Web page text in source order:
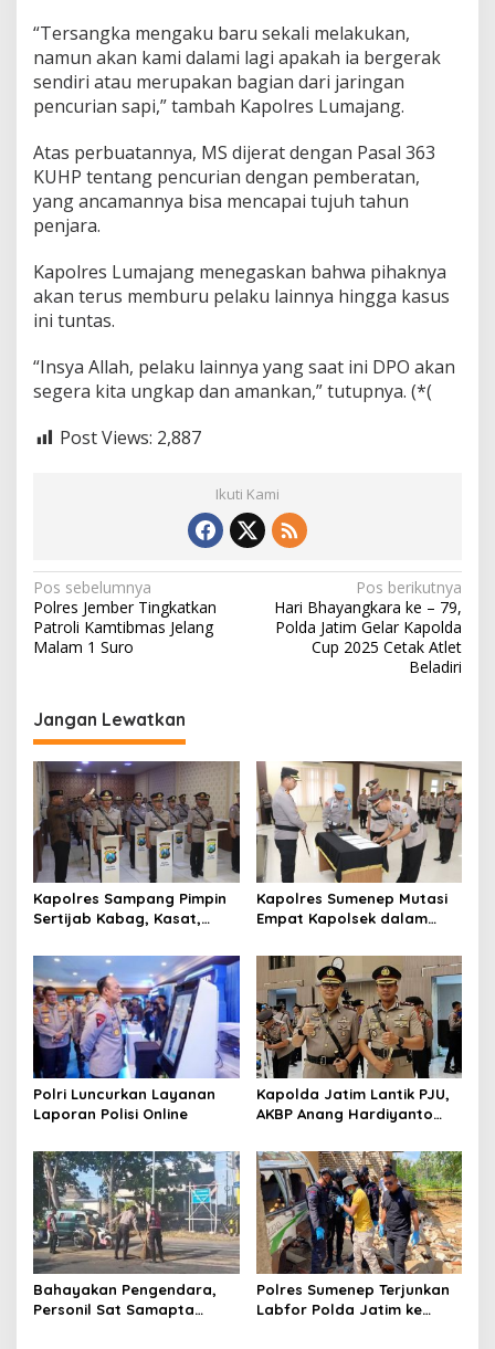
“Tersangka mengaku baru sekali melakukan,
namun akan kami dalami lagi apakah ia bergerak
sendiri atau merupakan bagian dari jaringan
pencurian sapi,” tambah Kapolres Lumajang.
Atas perbuatannya, MS dijerat dengan Pasal 363
KUHP tentang pencurian dengan pemberatan,
yang ancamannya bisa mencapai tujuh tahun
penjara.
Kapolres Lumajang menegaskan bahwa pihaknya
akan terus memburu pelaku lainnya hingga kasus
ini tuntas.
“Insya Allah, pelaku lainnya yang saat ini DPO akan
segera kita ungkap dan amankan,” tutupnya. (*(
Post Views: 2,887
Ikuti Kami
N
a
v
g
a
s
i
p
o
s
Pos sebelumnya
Polres Jember Tingkatkan
Patroli Kamtibmas Jelang
Malam 1 Suro
Pos berikutnya
Hari Bhayangkara ke – 79,
Polda Jatim Gelar Kapolda
Cup 2025 Cetak Atlet
Beladiri
Jangan Lewatkan
Kapolres Sampang Pimpin
Sertijab Kabag, Kasat,
Kapolres Sumenep Mutasi
Empat Kapolsek dalam
Polri Luncurkan Layanan
Laporan Polisi Online
Kapolda Jatim Lantik PJU,
AKBP Anang Hardiyanto
Bahayakan Pengendara,
Personil Sat Samapta
Polres Sumenep Terjunkan
Labfor Polda Jatim ke